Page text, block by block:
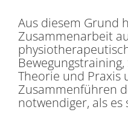
Aus diesem Grund
Zusammenarbeit
Theorie und Praxis
Zusammenführen
notwendiger, als